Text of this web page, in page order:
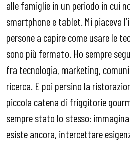
alle famiglie in un periodo in cui
smartphone e tablet. Mi piaceva
persone a capire come usare le
sono più fermato. Ho sempre
fra tecnologia, marketing,
ricerca. E poi persino la
piccola catena di friggitorie
sempre stato lo stesso:
esiste ancora, intercettare